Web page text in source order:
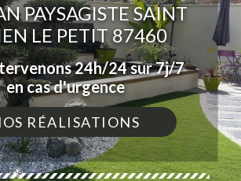
PAYSAGISTE SAINT
LE PETIT 87460
24h/24 sur 7j/7
en cas d'urgence
RÉALISATIONS